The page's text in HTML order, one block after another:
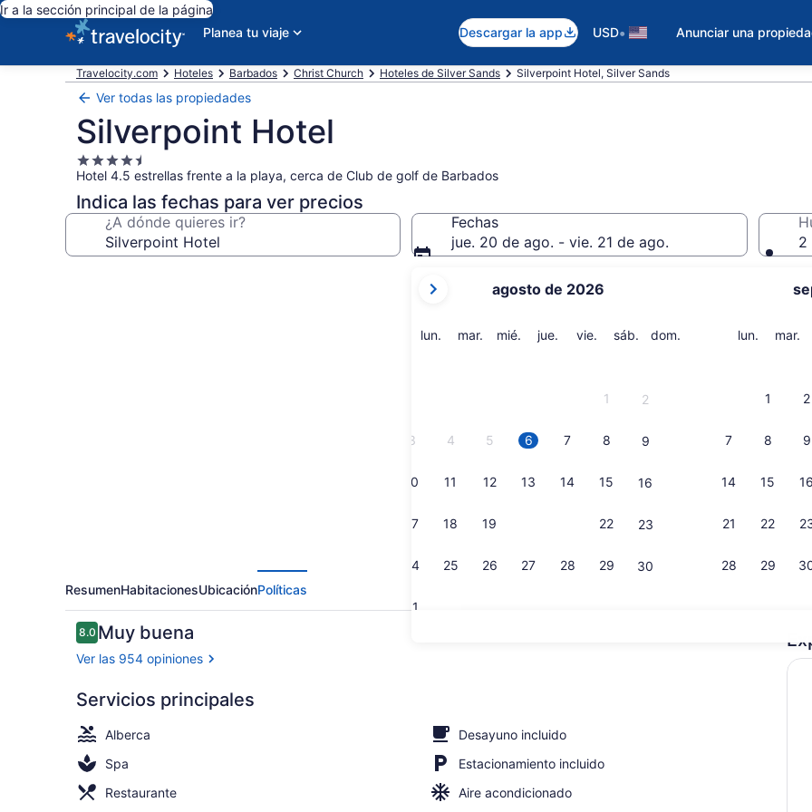
Ir a la sección principal de la página
Planea tu viaje
Descargar la app USD• Anunciar una
Travelocity.com Hoteles Barbados Christ Church Hoteles de Silver Sands Silverpoint Hotel, Silver Sands
Ver todas las propiedades
Silverpoint Hotel
Propiedad
de
4.5
estrellas
Hotel 4.5 estrellas frente a la playa, cerca de Club de golf de Barbados
Indica las fechas para ver precios
¿A dónde quieres ir?
Fechas
jue. 20 de ago. - vie. 21 de ago.
meses
son
agosto de 2026
lun. lunesmar. martes
mié. miércoles
jue. jueves
vie. viernes
sáb. sábado
dom.
1 2
3 4 5 6 7 8 9
10 11 12 13 14 15 16
17 18 19 22 23
24 25 26 27 28 29 30
31
lun. lunesmar.
1 2
7 8 9
14 15 16
21 22
28 29
2
Suite, frente al océano | Terraza o patio
2 albercas
ResumenHabitacionesUbicaciónPolíticas
Opiniones
8.08.0 de 10,
Muy buena
Ver las 954 opiniones
Servicios principales
Alberca
Desayuno incluido
Spa
Estacionamiento incluido
Restaurante
Aire acondicionado